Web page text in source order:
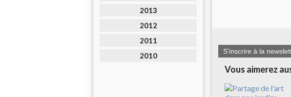
2013
2012
2011
2010
S'inscrire à la
Vous aimerez